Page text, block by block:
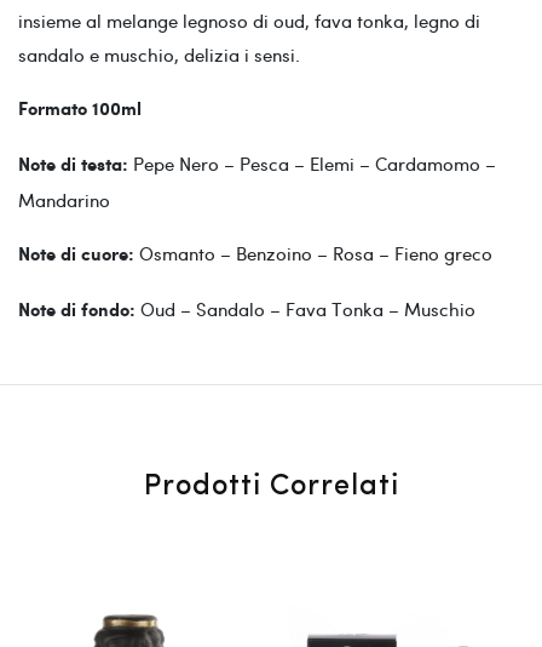
insieme al melange legnoso di oud, fava tonka, legno di
sandalo e muschio, delizia i sensi.
Formato 100ml
Note di testa: Pepe Nero – Pesca – Elemi – Cardamomo –
Mandarino
Note di cuore: Osmanto – Benzoino – Rosa – Fieno greco
Note di fondo: Oud – Sandalo – Fava Tonka – Muschio
Prodotti Correlati